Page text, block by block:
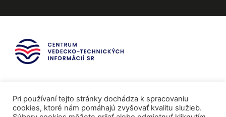
Pri používaní tejto stránky dochádza k spracovaniu
cookies, ktoré nám pomáhajú zvyšovať kvalitu služieb.